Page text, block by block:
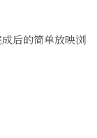
后的简单放映浏